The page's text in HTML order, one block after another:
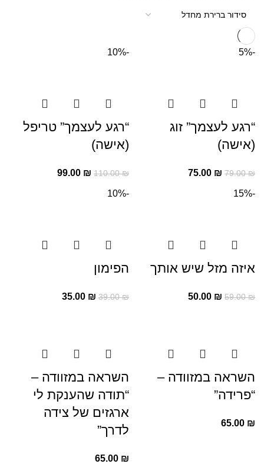
-5%
“רגע לעצמך” זוג
(אישה)
79.00₪
75.00 ₪
-10%
“רגע לעצמך” טריפל
(אישה)
110.00₪
99.00 ₪
-15%
איזה מזל שיש אותך
59.00₪
50.00 ₪
-10%
הפימון
39.00₪
35.00 ₪
השראה במזוודה –
“פרידה”
65.00 ₪
השראה במזוודה –
“תודה שהענקת לי
ארגזים של צידה
לדרך”
65.00 ₪